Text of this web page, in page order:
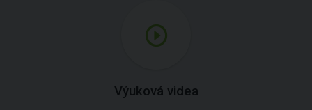
Výuková videa